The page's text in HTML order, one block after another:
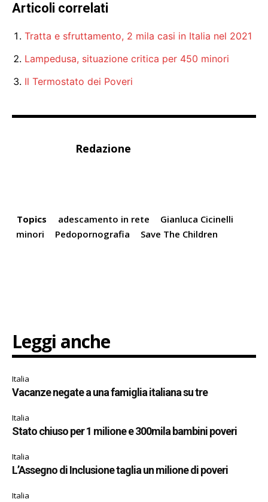
Articoli correlati
Tratta e sfruttamento, 2 mila casi in Italia nel 2021
Lampedusa, situazione critica per 450 minori
Il Termostato dei Poveri
Redazione
Topics adescamento in rete
Gianluca Cicinelli
minori
Pedopornografia Save The Children
Leggi anche
Italia
Vacanze negate a una famiglia italiana su tre
Italia
Stato chiuso per 1 milione e 300mila bambini poveri
Italia
L’Assegno di Inclusione taglia un milione di poveri
Italia